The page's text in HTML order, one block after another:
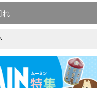
れ